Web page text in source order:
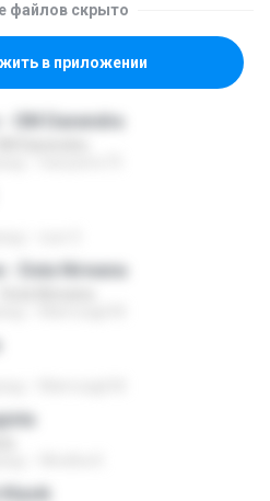
файлов скрыто
в приложении
OM Danendra
- Duta Nirwana